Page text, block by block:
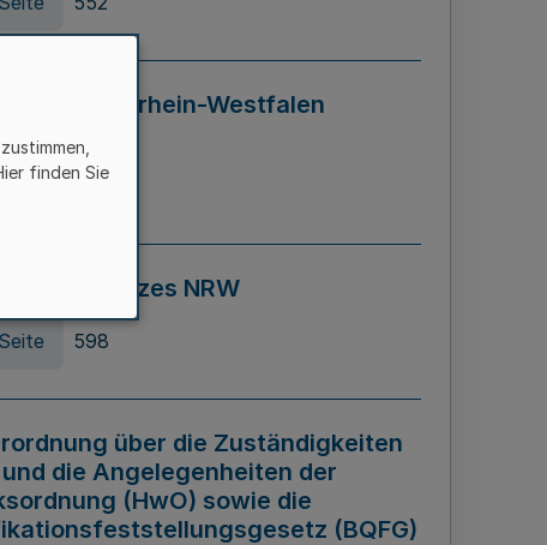
in Nordrhein-Westfalen
NRW)
Seite 595
Gesetzes NRW
Seite 598
über die Zuständigkeiten
die Angelegenheiten der
(HwO) sowie die
(BQFG)
finden Sie